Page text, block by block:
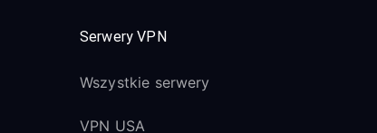
Serwery VPN
Wszystkie serwery
VPN USA